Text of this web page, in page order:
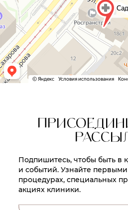
Подпишитесь, чтобы быть в
и событий. Узнайте
процедурах, специальных
акциях клиники.